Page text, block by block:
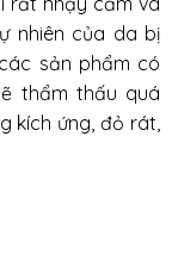
nhiên của da bị
sản phẩm có
thẩm thấu quá
kích ứng, đỏ rát,